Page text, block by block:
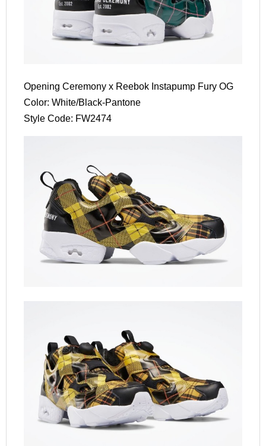
Opening Ceremony x Reebok Instapump Fury OG
Color: White/Black-Pantone
Style Code: FW2474